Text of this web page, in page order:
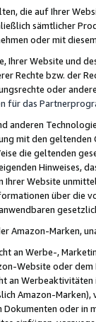
die auf Ihrer
sämtlicher
oder mit
Ihrer Website und
Rechte bzw. der
oder
für das
anderen
mit den
die geltenden
Hinweises,
Website
über die
Amazon-Marken,
an Werbe-,
Website oder
an
Amazon-
Dokumenten oder in